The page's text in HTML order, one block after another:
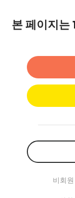
본 페이지는
비회